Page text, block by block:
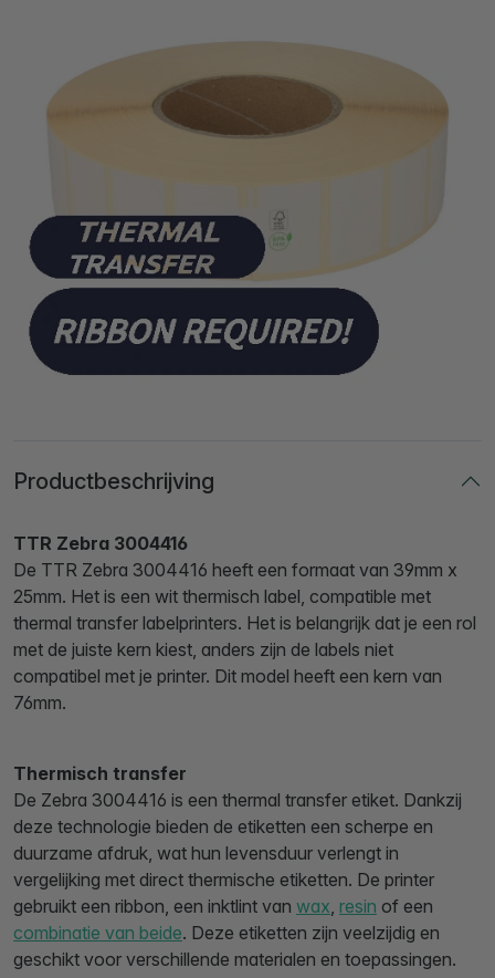
Productbeschrijving
TTR Zebra 3004416
De TTR Zebra 3004416 heeft een formaat van 39mm x
25mm. Het is een wit thermisch label, compatible met
thermal transfer labelprinters. Het is belangrijk dat je een rol
met de juiste kern kiest, anders zijn de labels niet
compatibel met je printer. Dit model heeft een kern van
76mm.
Thermisch transfer
De Zebra 3004416 is een thermal transfer etiket. Dankzij
deze technologie bieden de etiketten een scherpe en
duurzame afdruk, wat hun levensduur verlengt in
vergelijking met direct thermische etiketten. De printer
gebruikt een ribbon, een inktlint van wax, resin of een
combinatie van beide. Deze etiketten zijn veelzijdig en
geschikt voor verschillende materialen en toepassingen.